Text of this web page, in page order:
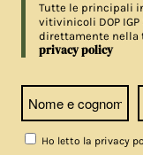
Tutte le principali
vitivinicoli DOP
direttamente nella
privacy policy
Ho letto la privacy